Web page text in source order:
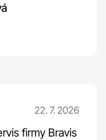
22. 7. 2026
firmy Bravis